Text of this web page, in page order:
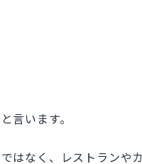
言います。
はなく、レストランや